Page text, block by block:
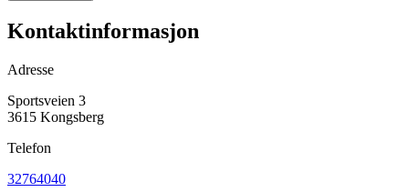
Kontaktinformasjon
Adresse
Sportsveien 3
3615 Kongsberg
Telefon
32764040